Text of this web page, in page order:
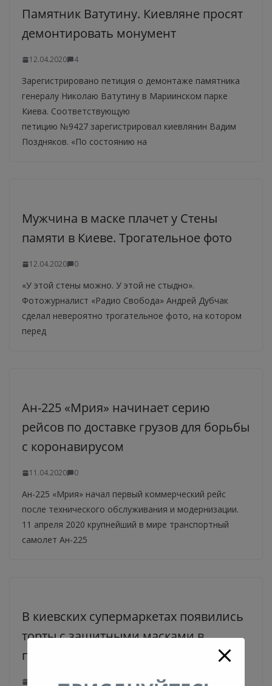
Памятник Ватутину. Киевляне просят
демонтировать монумент
12.04.2020 4
Зарегистрировано петиция о демонтаже памятника
генералу Николаю Ватутину в Мариинском парке
Киева. Соответствующую
петицию №9427 зарегистрировал киевлянин Вадим
Поздняков. «По состоянию на
Мужчина в маске плачет у Стены
памяти в Киеве. Трогательное фото
12.04.2020 0
«У этой стены можно. У этой не стыдно».
Фотожурналист «Радио Свобода» Андрей Дубчак
сделал невероятно трогательное фото, на котором
перед
Ан-225 «Мрия» начинает серию
рейсов по доставке грузов для борьбы
с коронавирусом
11.04.2020 0
Ан-225 «Мрия» начал первый коммерческий рейс
после технического обслуживания и модернизации.
11 апреля 2020 крупнейший в мире транспортный
самолет Ан-225
В киевских супермаркетах появились
торты с защитными масками в
придачу
11.04.2020 0